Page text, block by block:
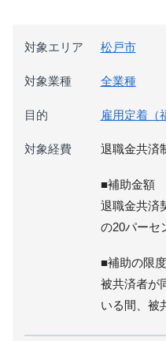
対象エリア 松戸市
対象業種 全業種
目的 雇用定着（
対象経費 退職金共済
■補助金額
退職金共済
の20パーセ
■補助の限度
被共済者が
いる間、被